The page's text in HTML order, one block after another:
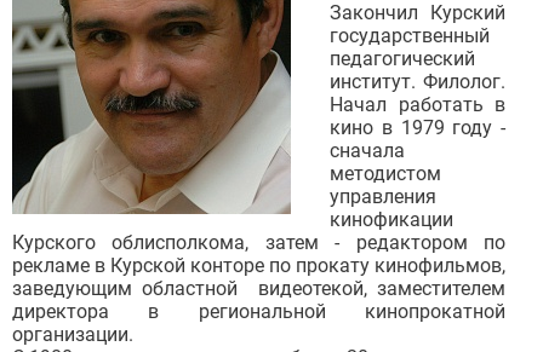
Закончил Курский
государственный
педагогический
институт. Филолог.
Начал работать в
кино в 1979 году -
сначала
методистом
управления
кинофикации
Курского облисполкома, затем - редактором по
рекламе в Курской конторе по прокату кинофильмов,
заведующим областной видеотекой, заместителем
директора в региональной кинопрокатной
организации.